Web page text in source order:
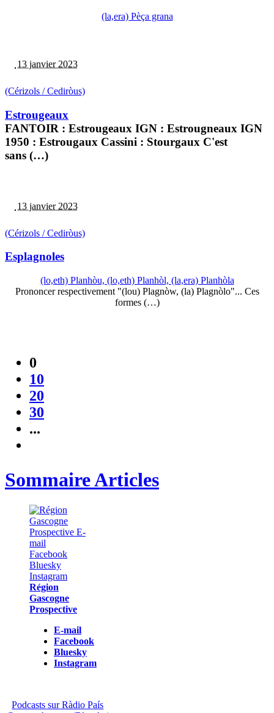
(la,era) Pèça grana
13 janvier 2023
(Cérizols / Cediròus)
Estrougeaux
FANTOIR : Estrougeaux IGN : Estrougneaux IGN
1950 : Estrougaux Cassini : Stourgaux C'est
sans (…)
13 janvier 2023
(Cérizols / Cediròus)
Esplagnoles
(lo,eth) Planhòu, (lo,eth) Planhòl, (la,era) Planhòla
Prononcer respectivement "(lou) Plagnòw, (la) Plagnòlo"... Ces
formes (…)
0
10
20
30
...
Sommaire Articles
Région
Gascogne
Prospective
E-mail
Facebook
Bluesky
Instagram
Podcasts sur Ràdio País